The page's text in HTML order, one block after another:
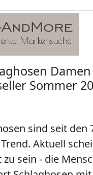
Sommer
sind seit den
Aktuell
zu sein - die